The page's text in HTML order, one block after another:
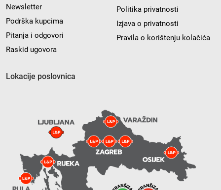
Newsletter
Podrška kupcima
Pitanja i odgovori
Raskid ugovora
Politika privatnosti
Izjava o privatnosti
Pravila o korištenju kolačića
Lokacije poslovnica